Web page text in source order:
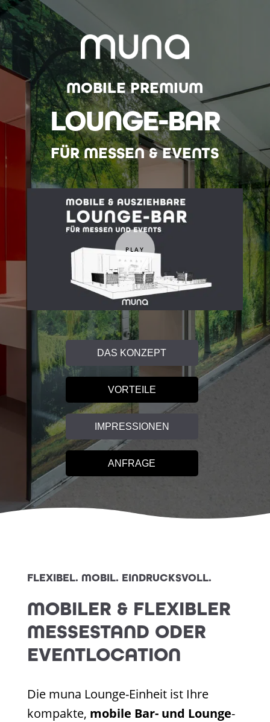
MOBILE PREMIUM
LOUNGE-BAR
FÜR MESSEN & EVENTS
DAS KONZEPT
VORTEILE
IMPRESSIONEN
ANFRAGE
FLEXIBEL. MOBIL. EINDRUCKSVOLL.
MOBILER & FLEXIBLER
MESSESTAND ODER
EVENTLOCATION
Die muna Lounge-Einheit ist Ihre
kompakte, mobile Bar- und Lounge-